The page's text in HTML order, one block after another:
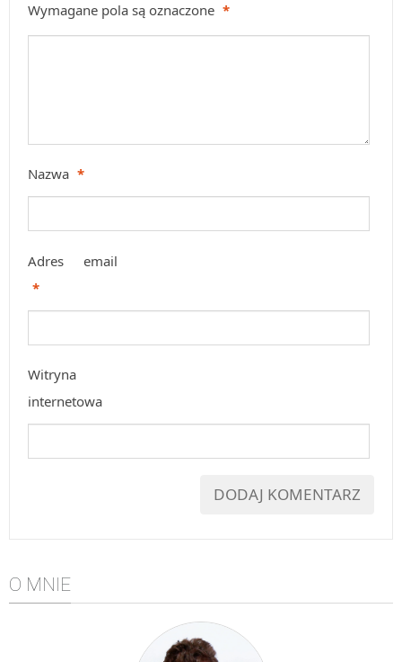
Wymagane pola są oznaczone *
Nazwa *
Adres email
*
Witryna
internetowa
O MNIE